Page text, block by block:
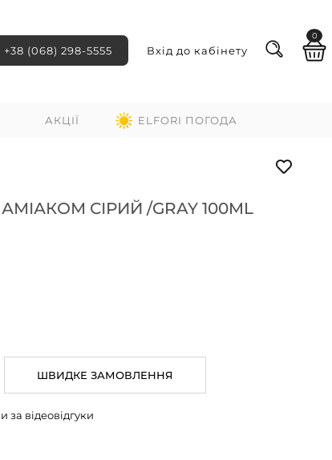
+38 (068) 298-5555 Вхід до кабінету
0
АКЦІЇ ELFORI ПОГОДА
СІРИЙ /GRAY 100ML
ШВИДКЕ ЗАМОВЛЕННЯ
за відеовідгуки